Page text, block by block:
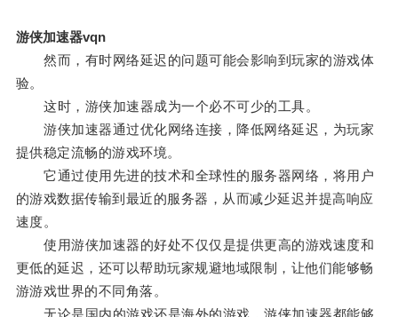
游侠加速器vqn
然而，有时网络延迟的问题可能会影响到玩家的游戏体
验。
这时，游侠加速器成为一个必不可少的工具。
游侠加速器通过优化网络连接，降低网络延迟，为玩家
提供稳定流畅的游戏环境。
它通过使用先进的技术和全球性的服务器网络，将用户
的游戏数据传输到最近的服务器，从而减少延迟并提高响应
速度。
使用游侠加速器的好处不仅仅是提供更高的游戏速度和
更低的延迟，还可以帮助玩家规避地域限制，让他们能够畅
游游戏世界的不同角落。